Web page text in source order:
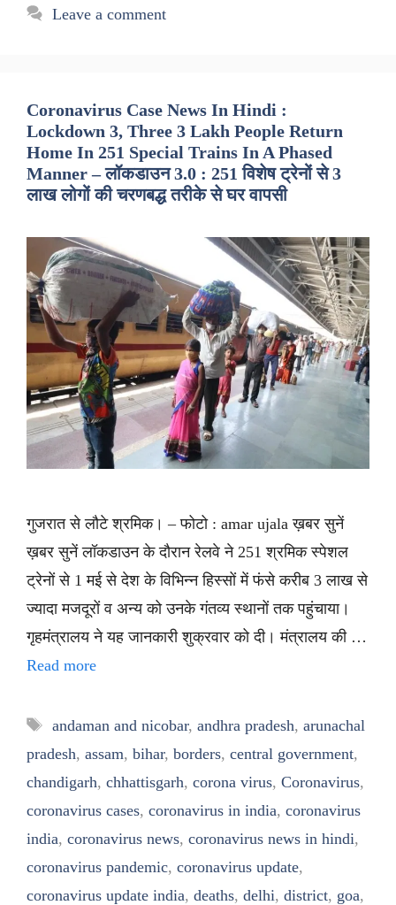
Leave a comment
Coronavirus Case News In Hindi :
Lockdown 3, Three 3 Lakh People Return
Home In 251 Special Trains In A Phased
Manner – लॉकडाउन 3.0 : 251 विशेष ट्रेनों से 3
लाख लोगों की चरणबद्ध तरीके से घर वापसी
गुजरात से लौटे श्रमिक। – फोटो : amar ujala ख़बर सुनें
ख़बर सुनें लॉकडाउन के दौरान रेलवे ने 251 श्रमिक स्पेशल
ट्रेनों से 1 मई से देश के विभिन्न हिस्सों में फंसे करीब 3 लाख से
ज्यादा मजदूरों व अन्य को उनके गंतव्य स्थानों तक पहुंचाया।
गृहमंत्रालय ने यह जानकारी शुक्रवार को दी। मंत्रालय की …
Read more
Tags
andaman and nicobar, andhra pradesh, arunachal
pradesh, assam, bihar, borders, central government,
chandigarh, chhattisgarh, corona virus, Coronavirus,
coronavirus cases, coronavirus in india, coronavirus
india, coronavirus news, coronavirus news in hindi,
coronavirus pandemic, coronavirus update,
coronavirus update india, deaths, delhi, district, goa,